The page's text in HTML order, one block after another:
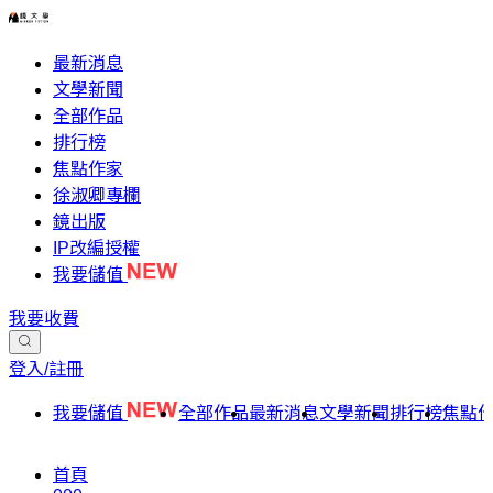
最新消息
文學新聞
全部作品
排行榜
焦點作家
徐淑卿專欄
鏡出版
IP改編授權
我要儲值
我要收費
登入/註冊
我要儲值 全部作品最新消息文學新聞排行榜焦點
首頁